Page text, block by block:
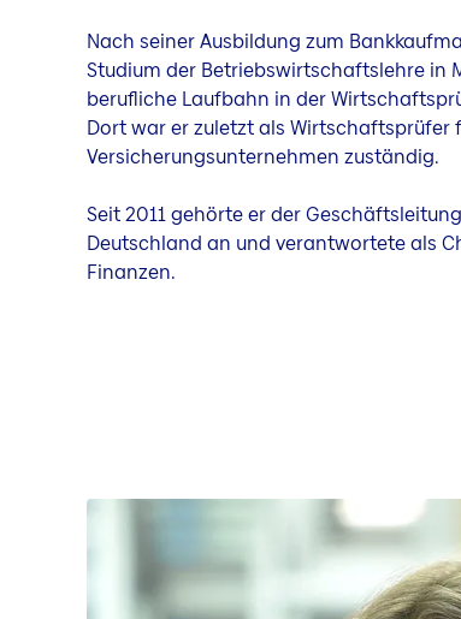
Nach seiner Ausbildung zum
Studium der Betriebswirtschaftslehre in
berufliche Laufbahn in der
Dort war er zuletzt als
Versicherungsunternehmen zuständig.
Seit 2011 gehörte er der
Deutschland an und verantwortete als
Finanzen.